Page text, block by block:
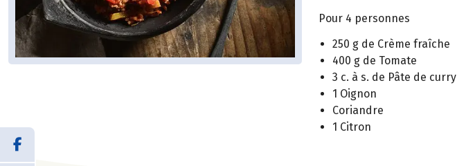
Pour 4 personnes
250 g de Crème fraîche
400 g de Tomate
3 c. à s. de Pâte de curry
1 Oignon
Coriandre
1 Citron